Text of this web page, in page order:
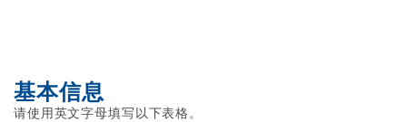
基本信息
请使用英文字母填写以下表格。